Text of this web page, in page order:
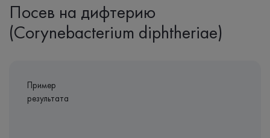
Посев на дифтерию
(Corynebacterium diphtheriae)
Пример
результата